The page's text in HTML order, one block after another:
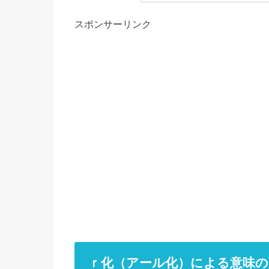
スポンサーリンク
ｒ化（アール化）による意味